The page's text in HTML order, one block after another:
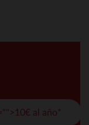
al año*